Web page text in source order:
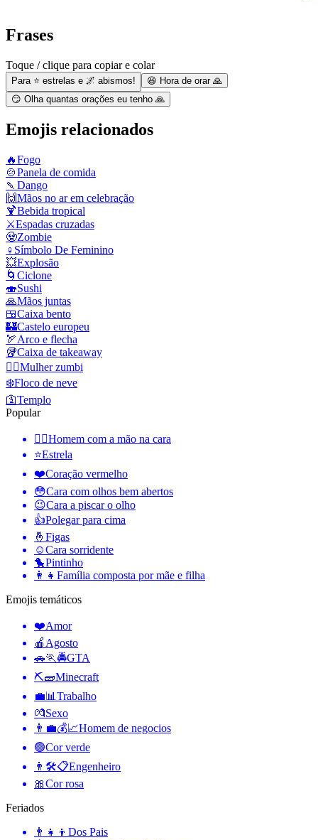
Frases
Toque / clique para copiar e colar
Para ⭐ estrelas e 🌌 abismos!
😆 Hora de orar 🙏
😏 Olha quantas orações eu tenho 🙏
Emojis relacionados
🔥Fogo
🍲Panela de comida
🍡 Dango
🙌Mãos no ar em celebração
🍹Bebida tropical
⚔️Espadas cruzadas
🧟Zombie
♀️ Símbolo De Feminino
💥Explosão
🌀 Ciclone
🍣Sushi
🙏Mãos juntas
🍱Caixa bento
🏰Castelo europeu
🏹Arco e flecha
🥡Caixa de takeaway
🧟‍♀️Mulher zumbi
❄️Floco de neve
🛐Templo
Popular
🤦‍♂️Homem com a mão na cara
⭐Estrela
❤️Coração vermelho
😳Cara com olhos bem abertos
😉Cara a piscar o olho
👍Polegar para cima
🤞 Figas
☺️Cara sorridente
🐤Pintinho
👩‍👧 Família composta por mãe e filha
Emojis temáticos
❤️Amor
🍎 Agosto
🚗🏃🚔GTA
⛏🧱Minecraft
💼📊 Trabalho
💏Sexo
👨‍💼💰📈Homem de negocios
🟢Cor verde
👨🛠📋Engenheiro
🎀Cor rosa
Feriados
👨‍👧‍👦 Dos Pais